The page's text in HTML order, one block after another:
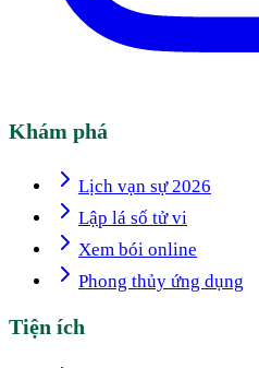
Khám phá
Lịch vạn sự 2026
Lập lá số tử vi
Xem bói online
Phong thủy ứng dụng
Tiện ích